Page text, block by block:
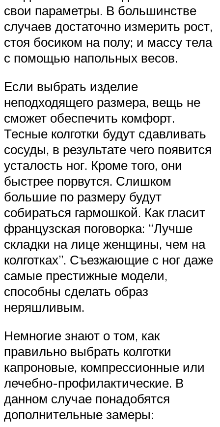
свои параметры. В большинстве
случаев достаточно измерить рост,
стоя босиком на полу; и массу тела
с помощью напольных весов.
Если выбрать изделие
неподходящего размера, вещь не
сможет обеспечить комфорт.
Тесные колготки будут сдавливать
сосуды, в результате чего появится
усталость ног. Кроме того, они
быстрее порвутся. Слишком
большие по размеру будут
собираться гармошкой. Как гласит
французская поговорка: “Лучше
складки на лице женщины, чем на
колготках”. Съезжающие с ног даже
самые престижные модели,
способны сделать образ
неряшливым.
Немногие знают о том, как
правильно выбрать колготки
капроновые, компрессионные или
лечебно-профилактические. В
данном случае понадобятся
дополнительные замеры: